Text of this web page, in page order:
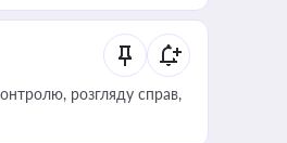
розгляду справ,